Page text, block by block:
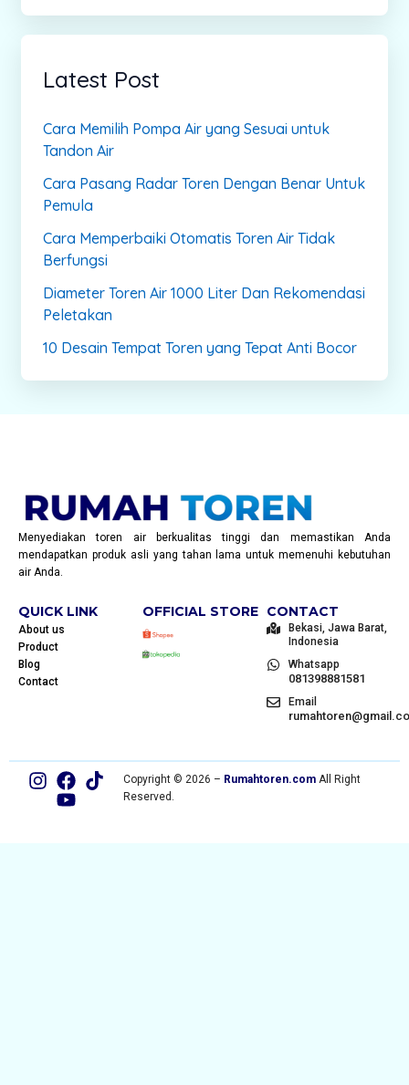
Latest Post
Cara Memilih Pompa Air yang Sesuai untuk
Tandon Air
Cara Pasang Radar Toren Dengan Benar Untuk
Pemula
Cara Memperbaiki Otomatis Toren Air Tidak
Berfungsi
Diameter Toren Air 1000 Liter Dan Rekomendasi
Peletakan
10 Desain Tempat Toren yang Tepat Anti Bocor
Menyediakan toren air berkualitas tinggi dan memastikan Anda
mendapatkan produk asli yang tahan lama untuk memenuhi kebutuhan
air Anda.
QUICK LINK
About us
Product
Blog
Contact
OFFICIAL STORE CONTACT
Bekasi, Jawa Barat,
Indonesia
Whatsapp
081398881581
Email
Copyright © 2026 – Rumahtoren.comAll Right
Reserved.